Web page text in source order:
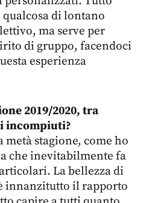
di lontano
ma serve per
di gruppo, facendoci
esperienza
2019/2020, tra
incompiuti?
metà stagione, come ho
che inevitabilmente fa
La bellezza di
innanzitutto il rapporto